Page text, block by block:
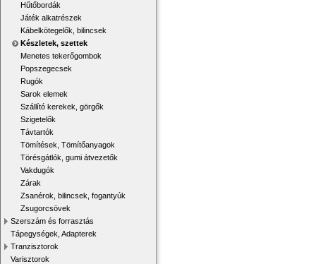
Hűtőbordák
Játék alkatrészek
Kábelkötegelők, bilincsek
Készletek, szettek
Menetes tekerőgombok
Popszegecsek
Rugók
Sarok elemek
Szállító kerekek, görgők
Szigetelők
Távtartók
Tömítések, Tömítőanyagok
Törésgátlók, gumi átvezetők
Vakdugók
Zárak
Zsanérok, bilincsek, fogantyúk
Zsugorcsövek
Szerszám és forrasztás
Tápegységek, Adapterek
Tranzisztorok
Varisztorok